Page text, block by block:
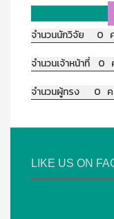
จำนวนนักวิจัย 0
จำนวนเจ้าหน้าที่ 0
จำนวนผู้ทรง 0
LIKE US ON